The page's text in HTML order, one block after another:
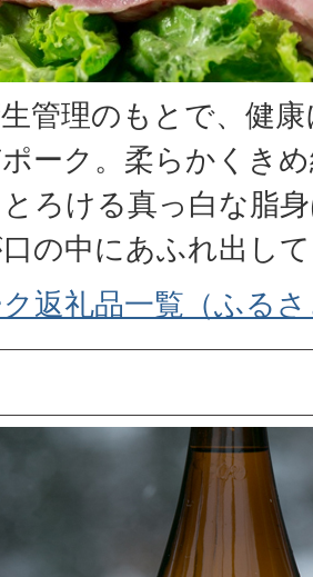
管理のもとで、健
ーク。柔らかくき
ろける真っ白な脂
の中にあふれ出し
返礼品一覧（ふる